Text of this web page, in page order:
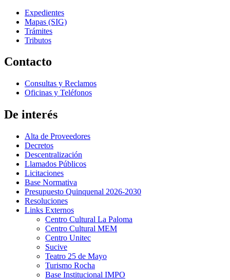
Expedientes
Mapas (SIG)
Trámites
Tributos
Contacto
Consultas y Reclamos
Oficinas y Teléfonos
De interés
Alta de Proveedores
Decretos
Descentralización
Llamados Públicos
Licitaciones
Base Normativa
Presupuesto Quinquenal 2026-2030
Resoluciones
Links Externos
Centro Cultural La Paloma
Centro Cultural MEM
Centro Unitec
Sucive
Teatro 25 de Mayo
Turismo Rocha
Base Institucional IMPO